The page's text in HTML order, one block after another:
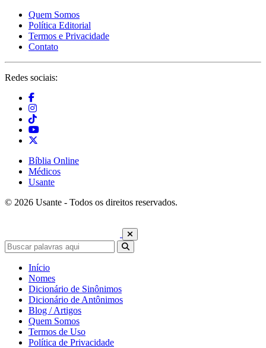
Quem Somos
Política Editorial
Termos e Privacidade
Contato
Redes sociais:
Bíblia Online
Médicos
Usante
© 2026 Usante - Todos os direitos reservados.
Início
Nomes
Dicionário de Sinônimos
Dicionário de Antônimos
Blog / Artigos
Quem Somos
Termos de Uso
Política de Privacidade